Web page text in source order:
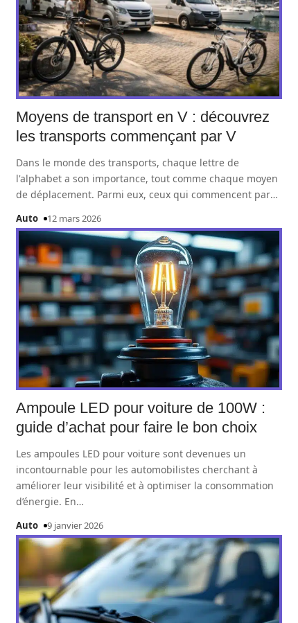
Moyens de transport en V : découvrez
les transports commençant par V
Dans le monde des transports, chaque lettre de
l'alphabet a son importance, tout comme chaque moyen
de déplacement. Parmi eux, ceux qui commencent par…
Auto 12 mars 2026
Ampoule LED pour voiture de 100W :
guide d’achat pour faire le bon choix
Les ampoules LED pour voiture sont devenues un
incontournable pour les automobilistes cherchant à
améliorer leur visibilité et à optimiser la consommation
d’énergie. En…
Auto 9 janvier 2026